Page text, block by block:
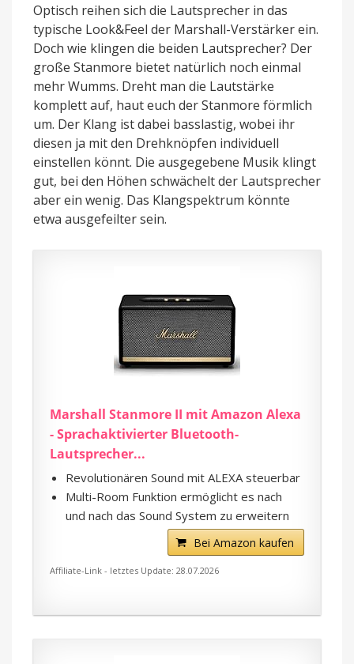
Optisch reihen sich die Lautsprecher in das
typische Look&Feel der Marshall-Verstärker ein.
Doch wie klingen die beiden Lautsprecher? Der
große Stanmore bietet natürlich noch einmal
mehr Wumms. Dreht man die Lautstärke
komplett auf, haut euch der Stanmore förmlich
um. Der Klang ist dabei basslastig, wobei ihr
diesen ja mit den Drehknöpfen individuell
einstellen könnt. Die ausgegebene Musik klingt
gut, bei den Höhen schwächelt der Lautsprecher
aber ein wenig. Das Klangspektrum könnte
etwa ausgefeilter sein.
Marshall Stanmore II mit Amazon Alexa
- Sprachaktivierter Bluetooth-
Lautsprecher...
Revolutionären Sound mit ALEXA steuerbar
Multi-Room Funktion ermöglicht es nach
und nach das Sound System zu erweitern
Bei Amazon kaufen
Affiliate-Link - letztes Update: 28.07.2026